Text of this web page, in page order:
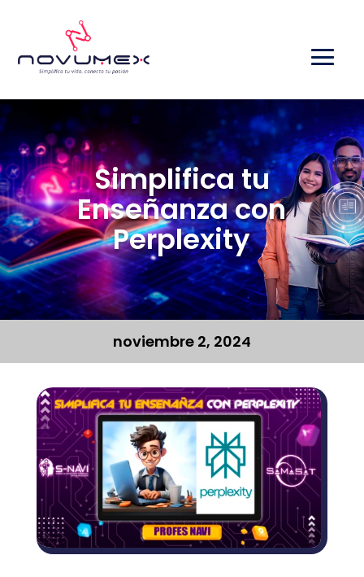
Simplifica tu
Enseñanza con
Perplexity
noviembre 2, 2024